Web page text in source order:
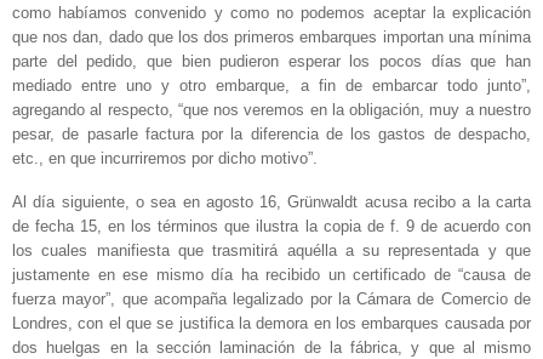
como habíamos convenido y como no podemos aceptar la explicación
que nos dan, dado que los dos primeros embarques importan una mínima
parte del pedido, que bien pudieron esperar los pocos días que han
mediado entre uno y otro embarque, a fin de embarcar todo junto”,
agregando al respecto, “que nos veremos en la obligación, muy a nuestro
pesar, de pasarle factura por la diferencia de los gastos de despacho,
etc., en que incurriremos por dicho motivo”.
Al día siguiente, o sea en agosto 16, Grünwaldt acusa recibo a la carta
de fecha 15, en los términos que ilustra la copia de f. 9 de acuerdo con
los cuales manifiesta que trasmitirá aquélla a su representada y que
justamente en ese mismo día ha recibido un certificado de “causa de
fuerza mayor”, que acompaña legalizado por la Cámara de Comercio de
Londres, con el que se justifica la demora en los embarques causada por
dos huelgas en la sección laminación de la fábrica, y que al mismo